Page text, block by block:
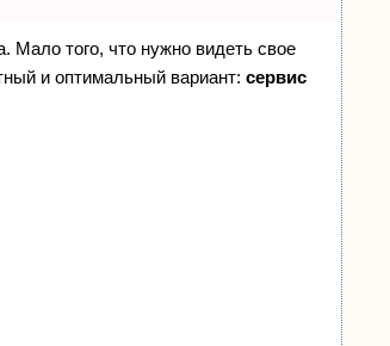
Мало того, что нужно видеть свое
и оптимальный вариант: сервис